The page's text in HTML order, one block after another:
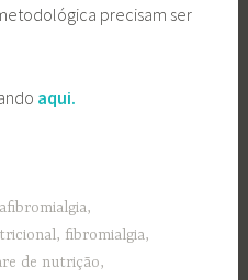
precisam ser
aqui.
,
, fibromialgia,
de nutrição,